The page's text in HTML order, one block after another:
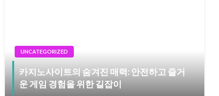
UNCATEGORIZED
카지노사이트의 숨겨진 매력: 안전하고 즐거
운 게임 경험을 위한 길잡이